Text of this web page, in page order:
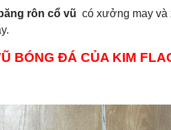
băng rôn cổ vũ có xưởng may và
BÓNG ĐÁ CỦA KIM